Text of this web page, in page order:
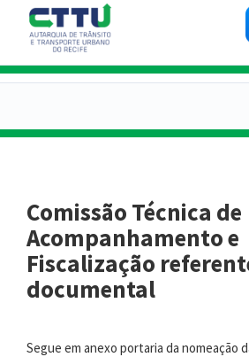
conteúdo
principal
Comissão Técnica de
Acompanhamento e
Fiscalização
documental
Segue em anexo portaria da nomeação